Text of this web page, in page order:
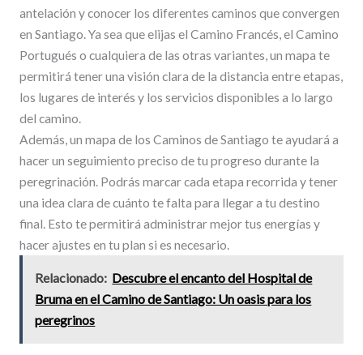
antelación y conocer los diferentes caminos que convergen
en Santiago. Ya sea que elijas el Camino Francés, el Camino
Portugués o cualquiera de las otras variantes, un mapa te
permitirá tener una visión clara de la distancia entre etapas,
los lugares de interés y los servicios disponibles a lo largo
del camino.
Además, un mapa de los Caminos de Santiago te ayudará a
hacer un seguimiento preciso de tu progreso durante la
peregrinación. Podrás marcar cada etapa recorrida y tener
una idea clara de cuánto te falta para llegar a tu destino
final. Esto te permitirá administrar mejor tus energías y
hacer ajustes en tu plan si es necesario.
Relacionado: Descubre el encanto del Hospital de
Bruma en el Camino de Santiago: Un oasis para los
peregrinos